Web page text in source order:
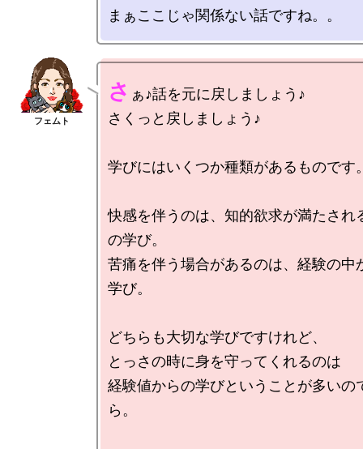
さ ぁ♪話を元に戻しましょう♪
さくっと戻しましょう♪
学びにはいくつか種類があるものです
快感を伴うのは、知的欲求が満たされ
の学び。
苦痛を伴う場合があるのは、経験の中
学び。
どちらも大切な学びですけれど、
とっさの時に身を守ってくれるのは
経験値からの学びということが多いの
ら。